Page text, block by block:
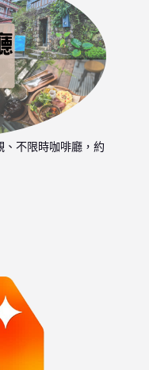
、不限時咖啡廳，約